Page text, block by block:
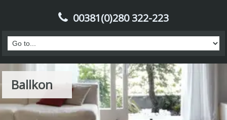
00381(0)280 322-223
Ballkon